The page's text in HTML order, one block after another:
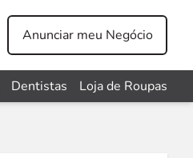
Anunciar meu Negócio
Dentistas Loja de Roupas